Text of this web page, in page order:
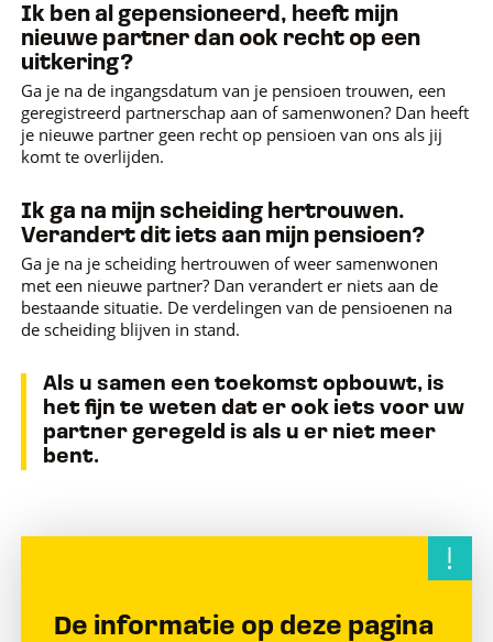
Ik ben al gepensioneerd, heeft mijn
nieuwe partner dan ook recht op een
uitkering?
Ga je na de ingangsdatum van je pensioen trouwen, een
geregistreerd partnerschap aan of samenwonen? Dan heeft
je nieuwe partner geen recht op pensioen van ons als jij
komt te overlijden.
Ik ga na mijn scheiding hertrouwen.
Verandert dit iets aan mijn pensioen?
Ga je na je scheiding hertrouwen of weer samenwonen
met een nieuwe partner? Dan verandert er niets aan de
bestaande situatie. De verdelingen van de pensioenen na
de scheiding blijven in stand.
Als u samen een toekomst opbouwt, is
het fijn te weten dat er ook iets voor uw
partner geregeld is als u er niet meer
bent.
De informatie op deze pagina